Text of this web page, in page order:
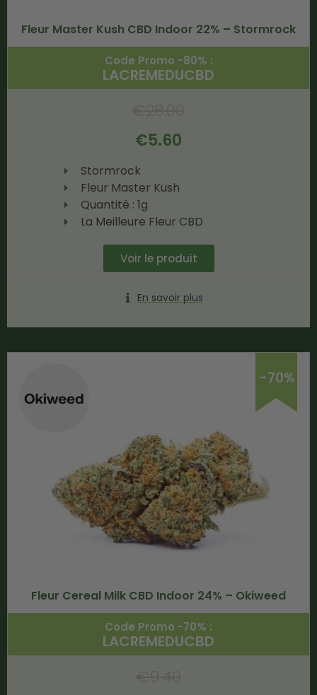
Fleur Master Kush CBD Indoor 22% – Stormrock
Code Promo -80% :
LACREMEDUCBD
€5.60
Stormrock
Fleur Master Kush
Quantité : 1g
La Meilleure Fleur CBD
Voir le produit
En savoir plus
-70%
Fleur Cereal Milk CBD Indoor 24% – Okiweed
Code Promo -70% :
LACREMEDUCBD